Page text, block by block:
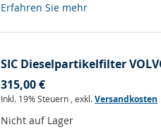
Erfahren Sie mehr
SIC Dieselpartikelfilter
315,00 €
Inkl. 19% Steuern ,exkl.Versandkosten
Nicht auf Lager